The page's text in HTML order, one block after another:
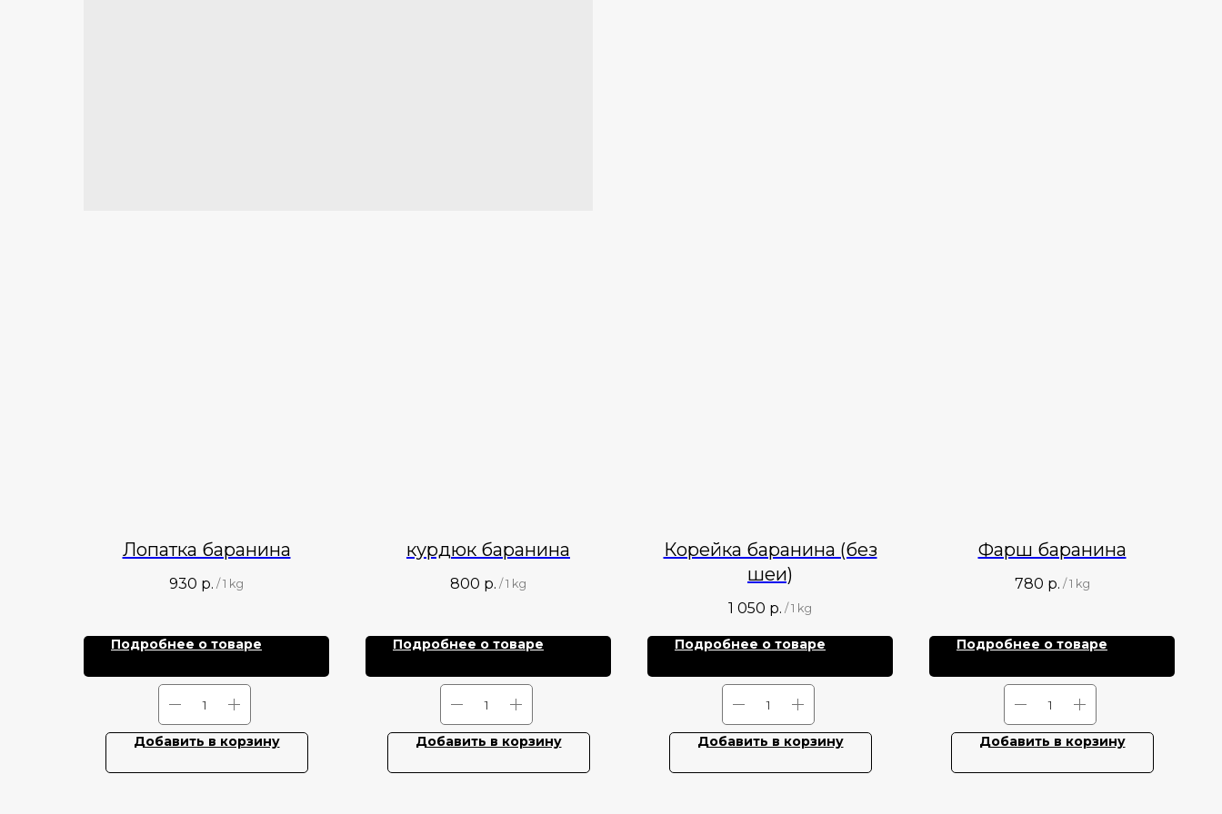
Лопатка баранина
930 р. / 1 kg
Подробнее о товаре
Добавить в корзину
курдюк баранина
800 р. / 1 kg
Подробнее о товаре
Добавить в корзину
Корейка баранина (без
шеи)
1 050 р. / 1 kg
Подробнее о товаре
Добавить в корзину
Фарш баранина
780 р. / 1 kg
Подробнее о товаре
Добавить в корзину